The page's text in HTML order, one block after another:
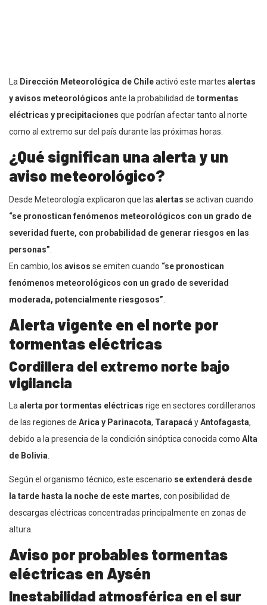
La Dirección Meteorológica de Chileactivó este martes alertas
y avisos meteorológicos ante la probabilidad de tormentas
eléctricas y precipitaciones que podrían afectar tanto al norte
como al extremo sur del país durante las próximas horas.
¿Qué significan una alerta y un
aviso meteorológico?
Desde Meteorología explicaron que las alertas se activan cuando
“se pronostican fenómenos meteorológicos con un grado de
severidad fuerte, con probabilidad de generar riesgos en las
personas”
En cambio, los avisos se emiten cuando “se pronostican
fenómenos meteorológicos con un grado de severidad
moderada, potencialmente riesgosos”
Alerta vigente en el norte por
tormentas eléctricas
Cordillera del extremo norte bajo
vigilancia
La alerta por tormentas eléctricas rige en sectores cordilleranos
de las regiones de Arica y Parinacota, Tarapacá yAntofagasta,
debido a la presencia de la condición sinóptica conocida como Alta
de Bolivia
Según el organismo técnico, este escenario se extenderá desde
la tarde hasta la noche de este martes, con posibilidad de
descargas eléctricas concentradas principalmente en zonas de
altura.
Aviso por probables tormentas
eléctricas en Aysén
Inestabilidad atmosférica en el sur